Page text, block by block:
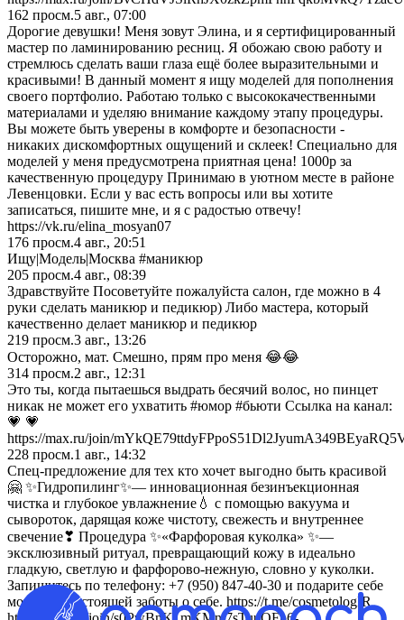
162 просм.5 авг., 07:00
Дорогие девушки! Меня зовут Элина, и я сертифицированный
мастер по ламинированию ресниц. Я обожаю свою работу и
стремлюсь сделать ваши глаза ещё более выразительными и
красивыми! B данный момент я ищу моделей для пополнения
своего портфолио. Работаю только с высококачественными
материалами и уделяю внимание каждому этапу процедуры.
Вы можете быть уверены в комфорте и безопасности -
никаких дискомфортных ощущений и склеек! Специально для
моделей у меня предусмотрена приятная цена! 1000р за
качественную процедуру Принимаю в уютном месте в районе
Левенцовки. Если у вас есть вопросы или вы хотите
записаться, пишите мне, и я с радостью отвечу!
https://vk.ru/elina_mosyan07
176 просм.4 авг., 20:51
Ищу|Модель|Москва #маникюр
205 просм.4 авг., 08:39
Здравствуйте Посоветуйте пожалуйста салон, где можно в 4
руки сделать маникюр и педикюр) Либо мастера, который
качественно делает маникюр и педикюр
219 просм.3 авг., 13:26
Осторожно, мат. Смешно, прям про меня 😂😂
314 просм.2 авг., 12:31
Это ты, когда пытаешься выдрать бесячий волос, но пинцет
никак не может его ухватить #юмор #бьюти Ссылка на канал:
💗 💗
https://max.ru/join/
228 просм.1 авг., 14:32
Спец-предложение для тех кто хочет выгодно быть красивой
🤗 ✨Гидропилинг✨— инновационная безинъекционная
чистка и глубокое увлажнение💧 с помощью вакуума и
сывороток, дарящая коже чистоту, свежесть и внутреннее
свечение❣ Процедура ✨«Фарфоровая куколка» ✨—
эксклюзивный ритуал, превращающий кожу в идеально
гладкую, светлую и фарфорово-нежную, словно у куколки.
Запишитесь по телефону: +7 (950) 847-40-30 и подарите себе
моменты настоящей заботы о себе. https://t.me/cosmetologIR